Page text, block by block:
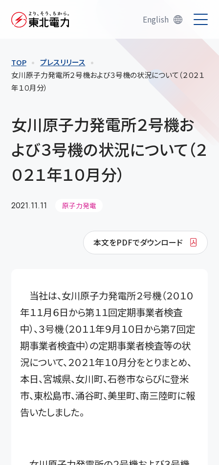
English
TOP
プレスリリース
女川原子力発電所２号機および３号機の状況について（２０２１
年１０月分）
女川原子力発電所２号機お
よび３号機の状況について（２
０２１年１０月分）
2021.11.11 原子力発電
本文をPDFでダウンロード
当社は、女川原子力発電所２号機（２０１０
年１１月６日から第１１回定期事業者検査
中）、３号機（２０１１年９月１０日から第７回定
期事業者検査中）の定期事業者検査等の状
況について、２０２１年１０月分をとりまとめ、
本日、宮城県、女川町、石巻市ならびに登米
市、東松島市、涌谷町、美里町、南三陸町に報
告いたしました。